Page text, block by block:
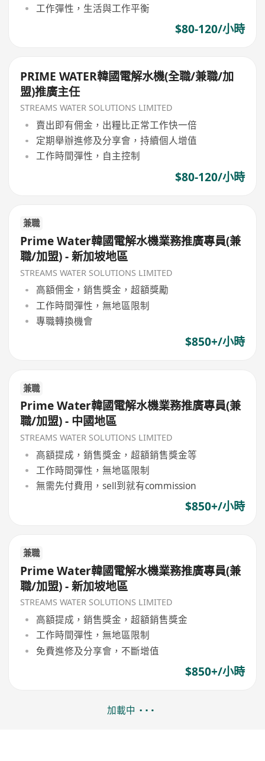
工作彈性，生活與工作平衡
$80-120/小時
PRIME WATER韓國電解水機(全職/兼職/加
盟)推廣主任
STREAMS WATER SOLUTIONS LIMITED
賣出即有佣金，出糧比正常工作快一倍
定期舉辦進修及分享會，持續個人增值
工作時間彈性，自主控制
$80-120/小時
兼職
Prime Water韓國電解水機業務推廣專員(兼
職/加盟) - 新加坡地區
STREAMS WATER SOLUTIONS LIMITED
高額佣金，銷售獎金，超額獎勵
工作時間彈性，無地區限制
專職轉換機會
$850+/小時
兼職
Prime Water韓國電解水機業務推廣專員(兼
職/加盟) - 中國地區
STREAMS WATER SOLUTIONS LIMITED
高額提成，銷售獎金，超額銷售獎金等
工作時間彈性，無地區限制
無需先付費用，sell到就有commission
$850+/小時
兼職
Prime Water韓國電解水機業務推廣專員(兼
職/加盟) - 新加坡地區
STREAMS WATER SOLUTIONS LIMITED
高額提成，銷售獎金，超額銷售獎金
工作時間彈性，無地區限制
免費進修及分享會，不斷增值
$850+/小時
加載中